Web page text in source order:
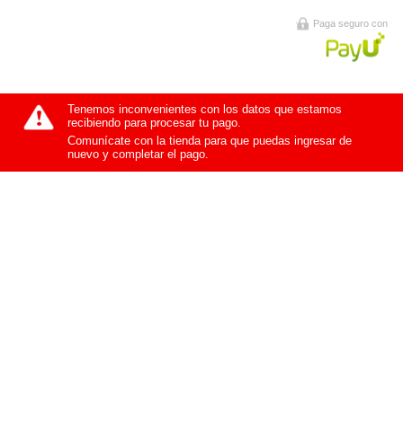
Paga seguro con
Tenemos inconvenientes con los datos que estamos
recibiendo para procesar tu pago.
Comunícate con la tienda para que puedas ingresar de
nuevo y completar el pago.